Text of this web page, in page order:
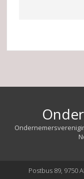
Postbus 89, 9750